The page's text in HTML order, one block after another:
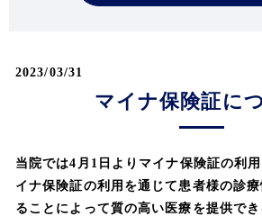
2023/03/31
マイナ保険証に
当院では4月1日よりマイナ保険証の利
イナ保険証の利用を通じて患者様の診
ることによって質の高い医療を提供で